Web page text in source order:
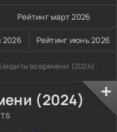
Рейтинг март 2026
2026 Рейтинг июнь 2026
во времени (2024)
(2024)